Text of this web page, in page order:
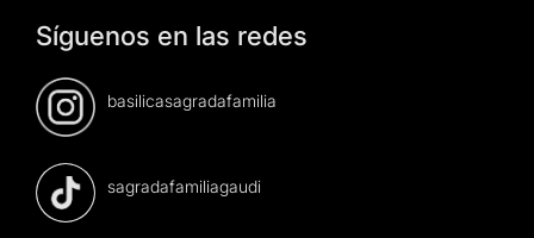
Síguenos en las redes
basilicasagradafamilia
sagradafamiliagaudi